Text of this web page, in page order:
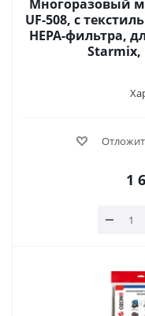
Многоразовый
UF-508, с
HEPA-фильтра,
Starmix,
1